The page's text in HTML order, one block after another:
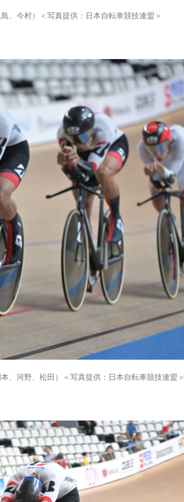
、今村）＜写真提供：日本自転車競技連盟＞
、河野、松田）＜写真提供：日本自転車競技連盟＞